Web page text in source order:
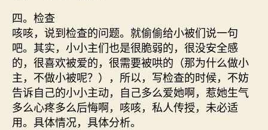
四。检查
咳咳，说到检查的问题。就偷偷给小被们说一句
吧。其实，小小主们也是很脆弱的，很没安全感
的，很喜欢被爱的，很需要被哄的（那为什么做小
主，不做小被呢？），所以，写检查的时候，不妨
告诉自己的小小主动，自己多么爱她啊，惹她生气
多么心疼多么后悔啊，咳咳，私人传授，未必适
用。具体情况，具体分析。